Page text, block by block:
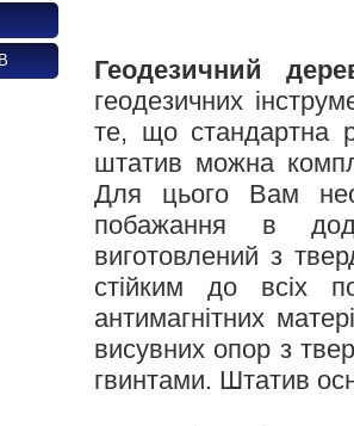
Геодезичний
геодезичних
те, що стандартна
штатив можна
Для цього Вам
побажання в
виготовлений з
стійким до всіх
антимагнітних
висувних опор з
гвинтами. Штатив